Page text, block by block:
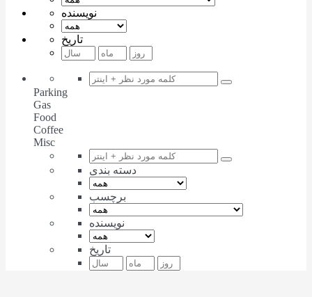
نویسنده
تاریخ
Parking
Gas
Food
Coffee
Misc
دسته بندی
برچسب
نویسنده
تاریخ